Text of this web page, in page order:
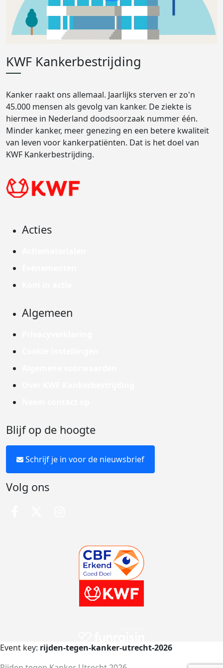
KWF Kankerbestrijding
Kanker raakt ons allemaal. Jaarlijks sterven er zo'n
45.000 mensen als gevolg van kanker. De ziekte is
hiermee in Nederland doodsoorzaak nummer één.
Minder kanker, meer genezing en een betere kwaliteit
van leven voor kankerpatiënten. Dat is het doel van
KWF Kankerbestrijding.
Acties
Algemeen
Blijf op de hoogte
Schrijf je in voor de nieuwsbrief
Volg ons
Event key: rijden-tegen-kanker-utrecht-2026